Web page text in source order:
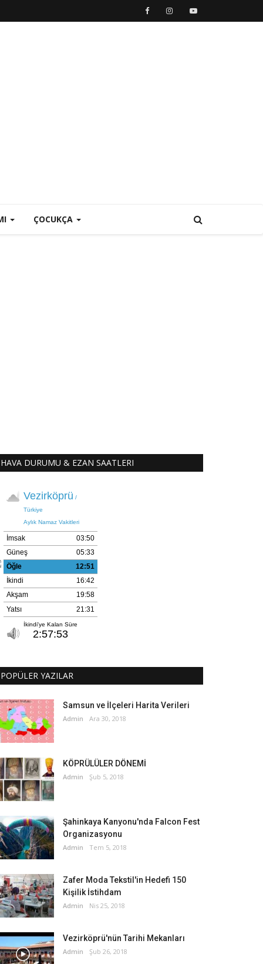
ÇOCUKÇA
HAVA DURUMU & EZAN SAATLERI
POPÜLER YAZILAR
Samsun ve İlçeleri Harita Verileri
Admin Ara 30, 2018
KÖPRÜLÜLER DÖNEMİ
Admin Şub 5, 2018
Şahinkaya Kanyonu'nda Falcon Fest
Organizasyonu
Admin Tem 5, 2018
Zafer Moda Tekstil'in Hedefi 150
Kişilik İstihdam
Admin Nis 25, 2018
Vezirköprü'nün Tarihi Mekanları
Admin Şub 26, 2018